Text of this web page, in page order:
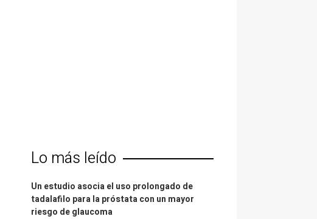
Lo más leído
Un estudio asocia el uso prolongado de
tadalafilo para la próstata con un mayor
riesgo de glaucoma